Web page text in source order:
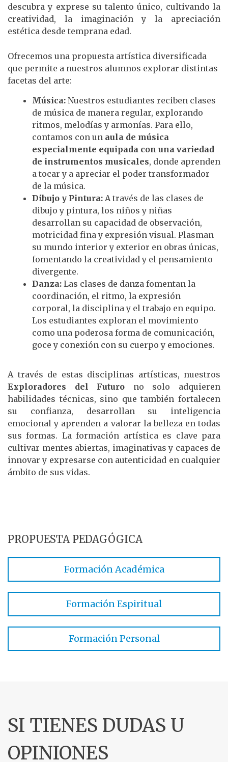
descubra y exprese su talento único, cultivando la
creatividad, la imaginación y la apreciación
estética desde temprana edad.
Ofrecemos una propuesta artística diversificada
que permite a nuestros alumnos explorar distintas
facetas del arte:
Música: Nuestros estudiantes reciben clases
de música de manera regular, explorando
ritmos, melodías y armonías. Para ello,
contamos con un aula de música
especialmente equipada con una variedad
de instrumentos musicales, donde aprenden
a tocar y a apreciar el poder transformador
de la música.
Dibujo y Pintura: A través de las clases de
dibujo y pintura, los niños y niñas
desarrollan su capacidad de observación,
motricidad fina y expresión visual. Plasman
su mundo interior y exterior en obras únicas,
fomentando la creatividad y el pensamiento
divergente.
Danza: Las clases de danza fomentan la
coordinación, el ritmo, la expresión
corporal, la disciplina y el trabajo en equipo.
Los estudiantes exploran el movimiento
como una poderosa forma de comunicación,
goce y conexión con su cuerpo y emociones.
A través de estas disciplinas artísticas, nuestros
Exploradores del Futuro no solo adquieren
habilidades técnicas, sino que también fortalecen
su confianza, desarrollan su inteligencia
emocional y aprenden a valorar la belleza en todas
sus formas. La formación artística es clave para
cultivar mentes abiertas, imaginativas y capaces de
innovar y expresarse con autenticidad en cualquier
ámbito de sus vidas.
PROPUESTA PEDAGÓGICA
Formación Académica
Formación Espiritual
Formación Personal
SI TIENES DUDAS U
OPINIONES